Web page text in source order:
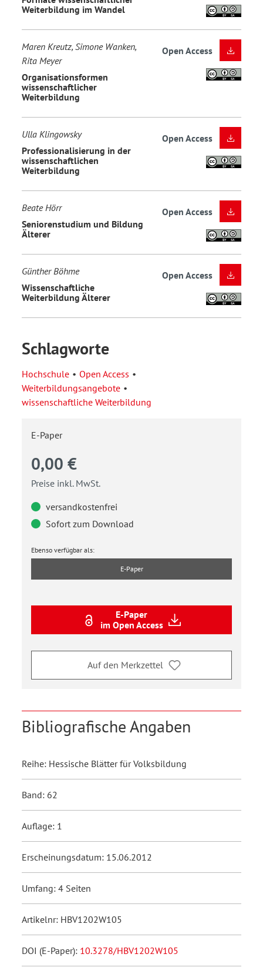
Weiterbildung im Wandel
Maren Kreutz, Simone Wanken,
Rita Meyer
Organisationsformen
wissenschaftlicher
Weiterbildung
Open Access
Ulla Klingowsky
Professionalisierung in der
wissenschaftlichen
Weiterbildung
Open Access
Beate Hörr
Seniorenstudium und Bildung
Älterer
Open Access
Günther Böhme
Wissenschaftliche
Weiterbildung Älterer
Open Access
Schlagworte
Hochschule
Open Access
Weiterbildungsangebote
wissenschaftliche Weiterbildung
E-Paper
0,00 €
Preise inkl. MwSt.
versandkostenfrei
Sofort zum Download
Ebenso verfügbar als:
E-Paper
E-Paper
im Open Access
Auf den Merkzettel
Bibliografische Angaben
Reihe: Hessische Blätter für Volksbildung
Band: 62
Auflage: 1
Erscheinungsdatum: 15.06.2012
Umfang: 4 Seiten
Artikelnr: HBV1202W105
DOI (E-Paper): 10.3278/HBV1202W105